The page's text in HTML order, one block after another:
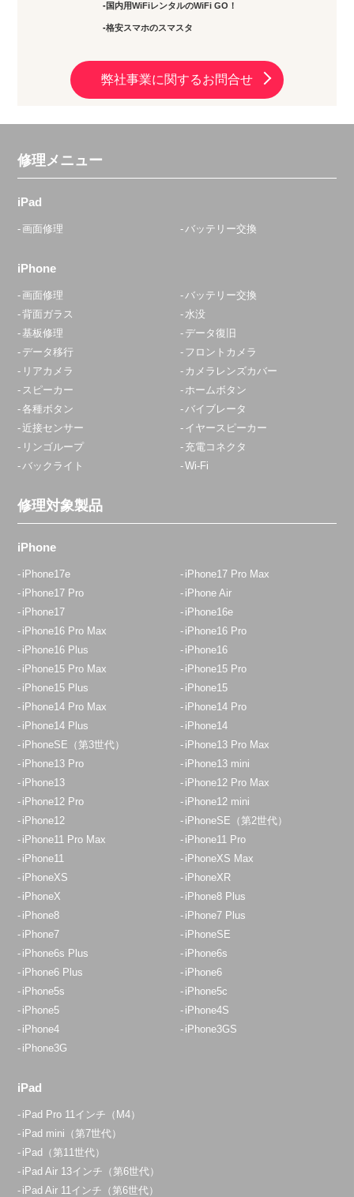
国内用WiFiレンタルのWiFi GO！
格安スマホのスマスタ
弊社事業に関するお問合せ
修理メニュー
iPad
画面修理 バッテリー交換
iPhone
画面修理
バッテリー交換
背面ガラス
水没
基板修理
データ復旧
データ移行
フロントカメラ
リアカメラ
カメラレンズカバー
スピーカー
ホームボタン
各種ボタン
バイブレータ
近接センサー
イヤースピーカー
リンゴループ
充電コネクタ
バックライト
Wi-Fi
修理対象製品
iPhone
iPhone17e
iPhone17 Pro Max
iPhone17 Pro
iPhone Air
iPhone17
iPhone16e
iPhone16 Pro Max
iPhone16 Pro
iPhone16 Plus
iPhone16
iPhone15 Pro Max
iPhone15 Pro
iPhone15 Plus
iPhone15
iPhone14 Pro Max
iPhone14 Pro
iPhone14 Plus
iPhone14
iPhoneSE（第3世代）
iPhone13 Pro Max
iPhone13 Pro
iPhone13 mini
iPhone13
iPhone12 Pro Max
iPhone12 Pro
iPhone12 mini
iPhone12
iPhoneSE（第2世代）
iPhone11 Pro Max
iPhone11 Pro
iPhone11
iPhoneXS Max
iPhoneXS
iPhoneXR
iPhoneX
iPhone8 Plus
iPhone8
iPhone7 Plus
iPhone7
iPhoneSE
iPhone6s Plus
iPhone6s
iPhone6 Plus
iPhone6
iPhone5s
iPhone5c
iPhone5
iPhone4S
iPhone4
iPhone3GS
iPhone3G
iPad
iPad Pro 11インチ（M4）
iPad mini（第7世代）
iPad（第11世代）
iPad Air 13インチ（第6世代）
iPad Air 11インチ（第6世代）